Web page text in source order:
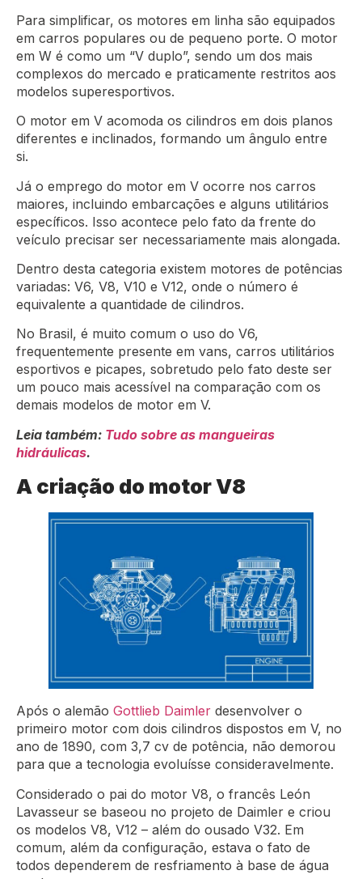
Para simplificar, os motores em linha são equipados
em carros populares ou de pequeno porte. O motor
em W é como um “V duplo”, sendo um dos mais
complexos do mercado e praticamente restritos aos
modelos superesportivos.
O motor em V acomoda os cilindros em dois planos
diferentes e inclinados, formando um ângulo entre
si.
Já o emprego do motor em V ocorre nos carros
maiores, incluindo embarcações e alguns utilitários
específicos. Isso acontece pelo fato da frente do
veículo precisar ser necessariamente mais alongada.
Dentro desta categoria existem motores de potências
variadas: V6, V8, V10 e V12, onde o número é
equivalente a quantidade de cilindros.
No Brasil, é muito comum o uso do V6,
frequentemente presente em vans, carros utilitários
esportivos e picapes, sobretudo pelo fato deste ser
um pouco mais acessível na comparação com os
demais modelos de motor em V.
Leia também: Tudo sobre as mangueiras
hidráulicas.
A criação do motor V8
Após o alemão Gottlieb Daimler desenvolver o
primeiro motor com dois cilindros dispostos em V, no
ano de 1890, com 3,7 cv de potência, não demorou
para que a tecnologia evoluísse consideravelmente.
Considerado o pai do motor V8, o francês León
Lavasseur se baseou no projeto de Daimler e criou
os modelos V8, V12 – além do ousado V32. Em
comum, além da configuração, estava o fato de
todos dependerem de resfriamento à base de água